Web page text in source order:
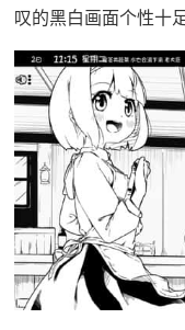
叹的黑白画面个性十